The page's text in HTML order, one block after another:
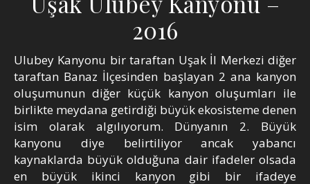
2016
Ulubey Kanyonu bir taraftan Uşak İl Merkezi diğer
taraftan Banaz İlçesinden başlayan 2 ana kanyon
oluşumunun diğer küçük kanyon oluşumları ile
birlikte meydana getirdiği büyük ekosisteme denen
isim olarak algılıyorum. Dünyanın 2. Büyük
kanyonu diye belirtiliyor ancak yabancı
kaynaklarda büyük olduğuna dair ifadeler olsada
en büyük ikinci kanyon gibi bir ifadeye